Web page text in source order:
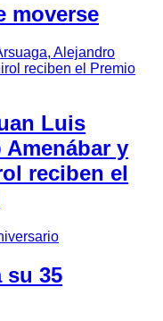
moverse
Luis
y
reciben el
su 35